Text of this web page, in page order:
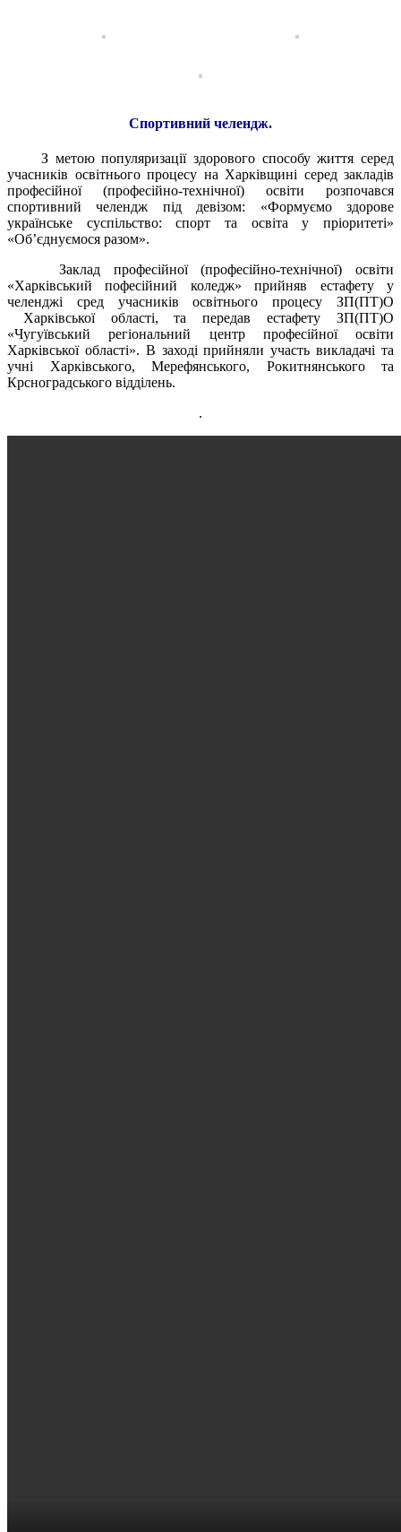
Спортивний челендж.
З метою популяризації здорового способу життя серед
учасників освітнього процесу на Харківщині серед закладів
професійної (професійно-технічної) освіти розпочався
спортивний челендж під девізом: «Формуємо здорове
українське суспільство: спорт та освіта у пріоритеті»
«Об’єднуємося разом».
Заклад професійної (професійно-технічної) освіти
«Харківський пофесійний коледж» прийняв естафету у
челенджі сред учасників освітнього процесу ЗП(ПТ)О
Харківської області, та передав естафету ЗП(ПТ)О
«Чугуївський регіональний центр професійної освіти
Харківської області». В заході прийняли участь викладачі та
учні Харківського, Мерефянського, Рокитнянського та
Крсноградського відділень.
.